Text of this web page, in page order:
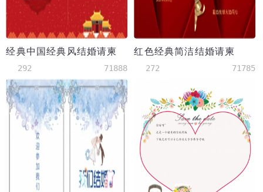
经典中国经典风结婚请柬
292 71888
红色经典简洁结婚请柬
272 71785